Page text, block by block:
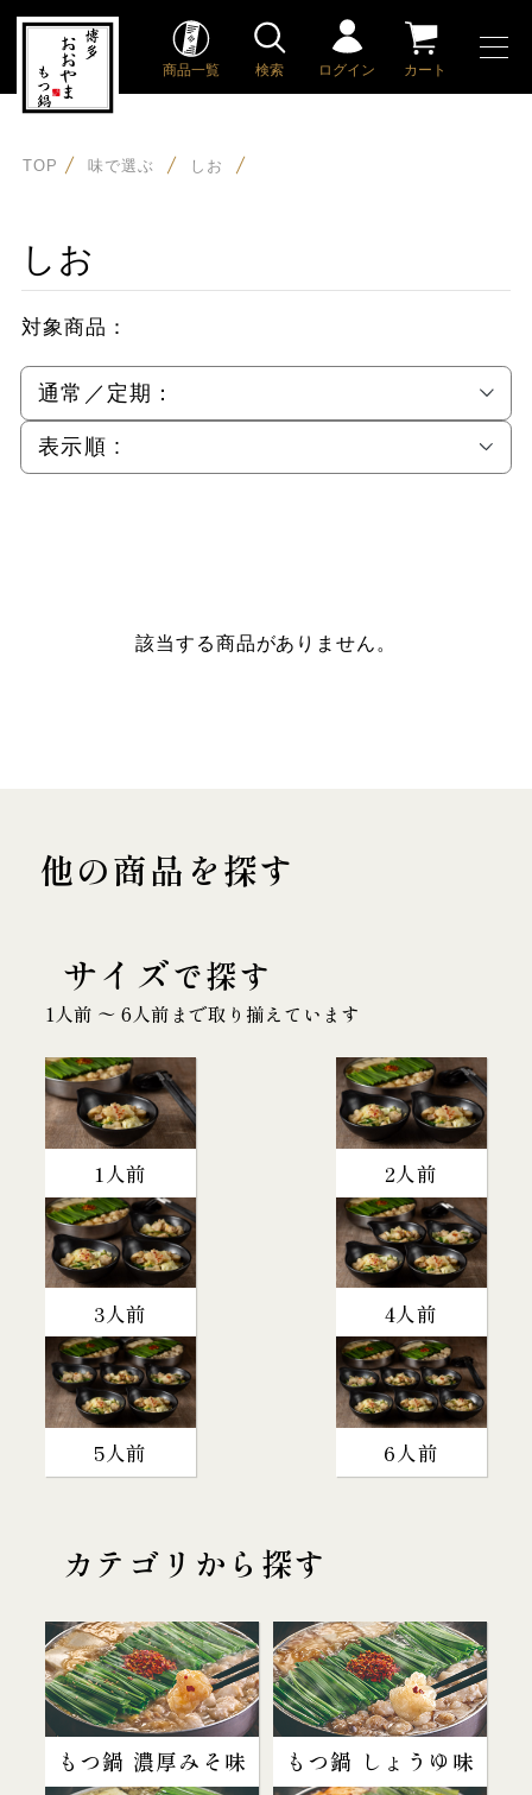
商品一覧 検索 ログイン カート
TOP 味で選ぶ しお
しお
対象商品：
通常／定期：
表示順 :
該当する商品がありません。
他の商品を探す
サイズで探す
1人前 〜 6人前まで取り揃えています
1人前 2人前
3人前 4人前
5人前 6人前
カテゴリから探す
もつ鍋 濃厚みそ味 もつ鍋 しょうゆ味